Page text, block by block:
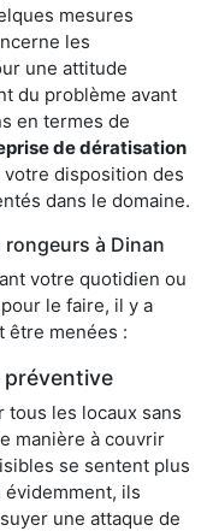
mesures
les
une attitude
du problème avant
en termes de
de dératisation
disposition des
dans le domaine.
à Dinan
votre quotidien ou
le faire, il y a
être menées :
préventive
tous les locaux sans
manière à couvrir
se sentent plus
ils
une attaque de